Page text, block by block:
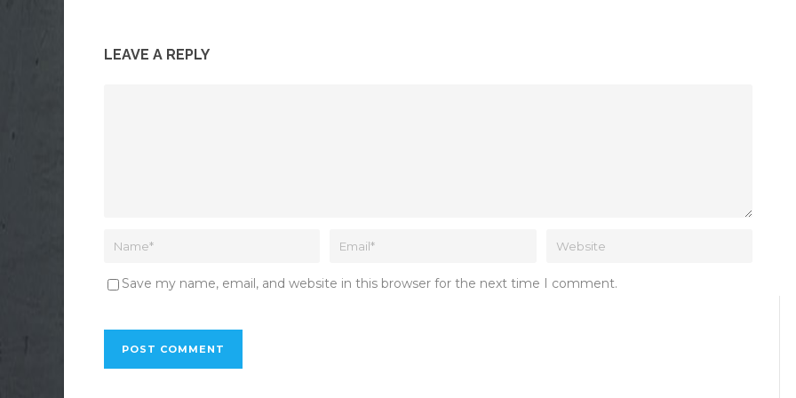
LEAVE A REPLY
Save my name, email, and website in this browser for the next time I comment.